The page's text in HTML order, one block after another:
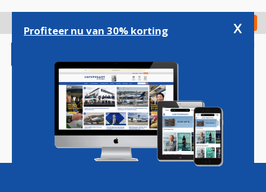
gaan
Check in
Magazine Podcasts Vacatures
Profiteer nu van 30% korting x